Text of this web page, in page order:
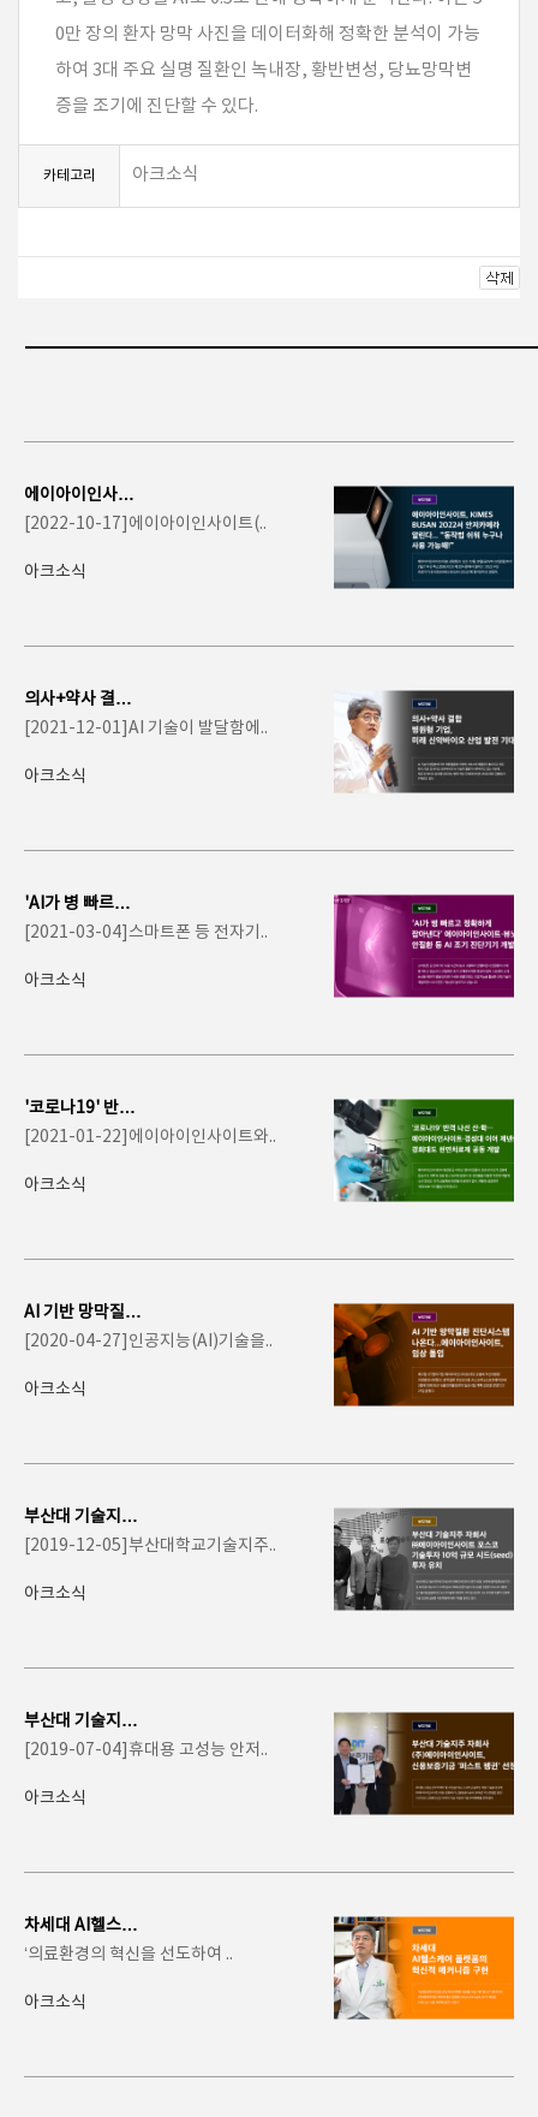
0만 장의 환자 망막 사진을 데이터화해 정확한 분석이 가능
하여 3대 주요 실명 질환인 녹내장, 황반변성, 당뇨망막변
증을 조기에 진단할 수 있다.
카테고리 아크소식
에이아이인사이
트, KIMES BUS
AN 2022서 안저
카메라 알..
[2022-10-17]에이아이인사이트(..
아크소식
의사+약사 결합
병원형 기업, 미
래 신약바이오 산
업 ..
[2021-12-01]AI 기술이 발달함에..
아크소식
'AI가 병 빠르고
정확하게 잡아낸
다' 에이..
[2021-03-04]스마트폰 등 전자기..
아크소식
'코로나19' 반격
나선 산·학…에이
아이인..
[2021-01-22]에이아이인사이트와..
아크소식
AI 기반 망막질환
진단시스템 나온
다...에이아이인
사..
[2020-04-27]인공지능(AI)기술을..
아크소식
부산대 기술지주
자회사 ㈜에이아
이인사이트 포스
코기..
[2019-12-05]부산대학교기술지주..
아크소식
부산대 기술지주
자회사 (주)에이
아이인사이트, 신
용..
[2019-07-04]휴대용 고성능 안저..
아크소식
차세대 AI헬스케
어 플랫폼의 혁신
‘의료환경의 혁신을 선도하여 ..
아크소식